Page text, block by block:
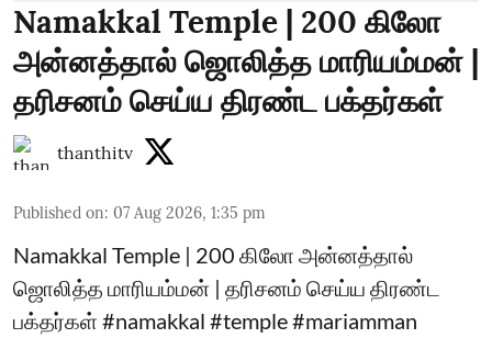
Namakkal Temple | 200 கிலோ
அன்னத்தால் ஜொலித்த மாரியம்மன் |
தரிசனம் செய்ய திரண்ட பக்தர்கள்
thanthitv
Published on: 07 Aug 2026, 1:35 pm
Namakkal Temple | 200 கிலோ அன்னத்தால்
ஜொலித்த மாரியம்மன் | தரிசனம் செய்ய திரண்ட
பக்தர்கள் #namakkal #temple #mariamman